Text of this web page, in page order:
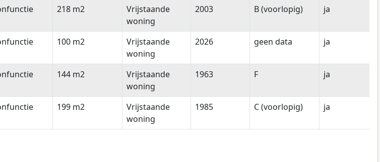
218 m2
Vrijstaande
woning
2003 B (voorlopig) ja
100 m2
Vrijstaande
woning
2026 geen data ja
144 m2
Vrijstaande
woning
1963 F ja
199 m2
Vrijstaande
woning
1985 C (voorlopig) ja